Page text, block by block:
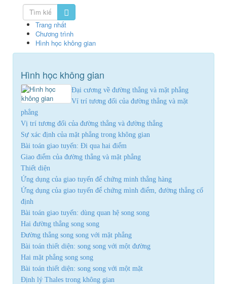
Trang nhất
Chương trình
Hình học không gian
Hình học không gian
Đại cương về đường thẳng và mặt phẳng
Ví trí tương đối của đường thẳng và mặt
phẳng
Vị trí tương đối của đường thẳng và đường thẳng
Sự xác định của mặt phẳng trong không gian
Bài toán giao tuyến: Đi qua hai điểm
Giao điểm của đường thẳng và mặt phẳng
Thiết diện
Ứng dụng của giao tuyến để chứng minh thẳng hàng
Ứng dụng của giao tuyến để chứng mình điểm, đường thẳng cố
định
Bài toán giao tuyến: dùng quan hệ song song
Hai đường thẳng song song
Đường thẳng song song với mặt phẳng
Bài toán thiết diện: song song với một đường
Hai mặt phẳng song song
Bài toán thiết diện: song song với một mặt
Định lý Thales trong không gian